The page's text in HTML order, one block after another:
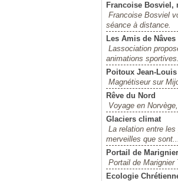
Francoise Bosviel,
Francoise Bosviel
séance à distance.
Les Amis de Nâves
Lassociation
animations
Poitoux Jean-
Magnétiseur sur
Rêve du Nord
Voyage en
Glaciers climat
La relation entre
merveilles que sont...
Portail de Marignier
Portail de Marignier
Ecologie